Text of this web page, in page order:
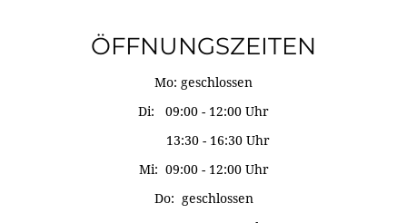
ÖFFNUNGSZEITEN
Mo: geschlossen
Di: 09:00 - 12:00 Uhr
13:30 - 16:30 Uhr
Mi: 09:00 - 12:00 Uhr
Do: geschlossen